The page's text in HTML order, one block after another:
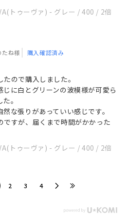
トゥーヴァ) - グレー / 400 / 2倍
ね様
購入確認済み
ので購入しました。
に白とグリーンの波模様が可愛ら
。
な張りがあっていい感じです。
ですが、届くまで時間がかかった
トゥーヴァ) - グレー / 400 / 2倍
​2 ​3 ​4